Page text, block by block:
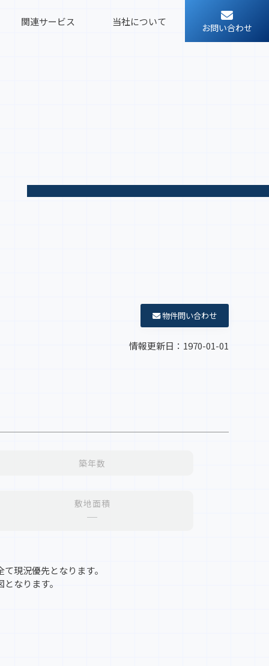
関連サービス 当社について お問い合わせ
物件問い合わせ
情報更新日：1970-01-01
築年数
敷地面積
─
現況優先となります。
なります。